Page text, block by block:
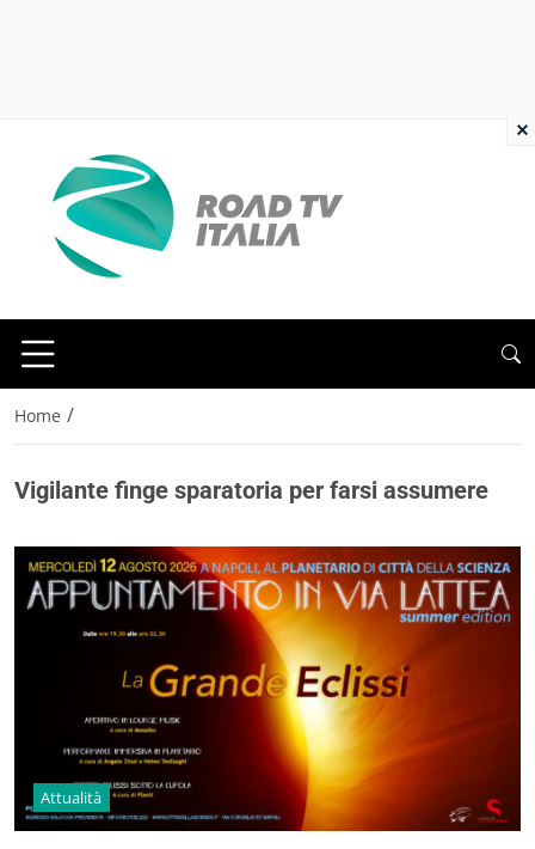
Home /
Vigilante finge sparatoria per farsi assumere
Attualità
×